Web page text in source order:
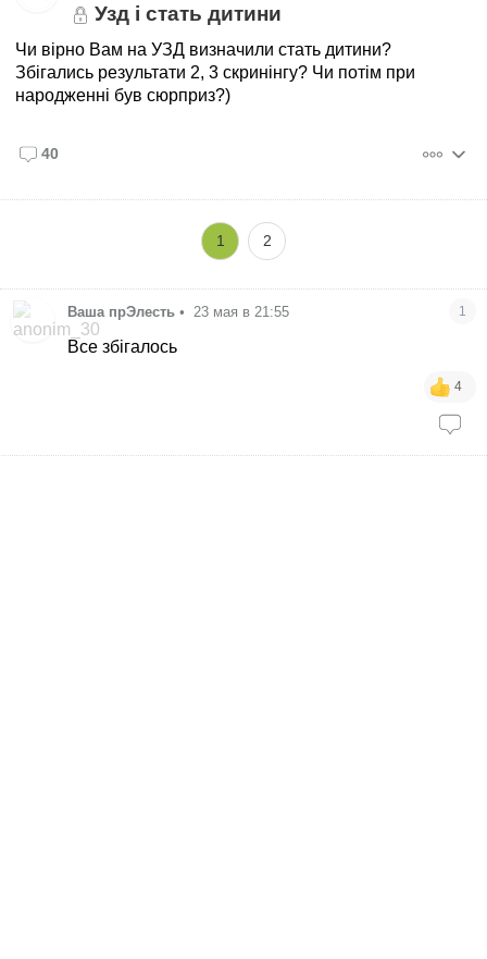
Узд і стать дитини
Чи вірно Вам на УЗД визначили стать дитини?
Збігались результати 2, 3 скринінгу? Чи потім при
народженні був сюрприз?)
40
1 2
Ваша прЭлесть • 23 мая в 21:55 1
Все збігалось
4